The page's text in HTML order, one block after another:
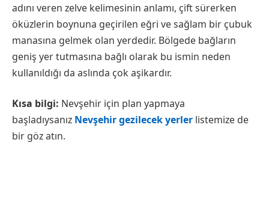
adını veren zelve kelimesinin anlamı, çift sürerken
öküzlerin boynuna geçirilen eğri ve sağlam bir çubuk
manasına gelmek olan yerdedir. Bölgede bağların
geniş yer tutmasına bağlı olarak bu ismin neden
kullanıldığı da aslında çok aşikardır.
Kısa bilgi: Nevşehir için plan yapmaya
başladıysanız Nevşehir gezilecek yerler listemize de
bir göz atın.